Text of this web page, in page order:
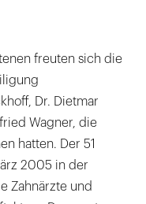
freuten sich die
Dr. Dietmar
Wagner, die
hatten. Der 51
2005 in der
Zahnärzte und